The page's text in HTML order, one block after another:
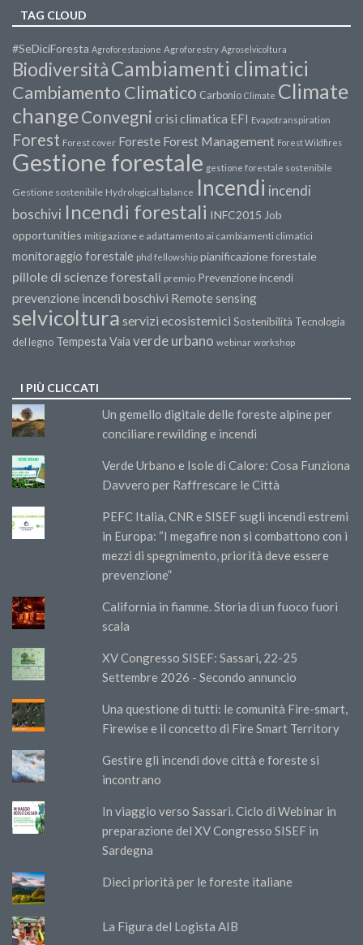
TAG CLOUD
#SeDiciForesta Agroforestazione Agroforestry Agroselvicoltura
BiodiversitàCambiamenti climatici
Cambiamento Climatico Carbonio Climate Climate
changeConvegni crisi climatica EFI Evapotranspiration
Forest Forest cover Foreste Forest Management Forest Wildfires
Gestione forestale gestione forestale sostenibile
Gestione sostenibile Hydrological balance Incendi incendi
boschivi Incendi forestali INFC2015 Job
opportunities mitigazione e adattamento ai cambiamenti climatici
monitoraggio forestale phd fellowship pianificazione forestale
pillole di scienze forestali premio Prevenzione incendi
prevenzione incendi boschivi Remote sensing
selvicoltura servizi ecosistemici Sostenibilità Tecnologia
del legno Tempesta Vaia verde urbano webinar workshop
I PIÙ CLICCATI
Un gemello digitale delle foreste alpine per
conciliare rewilding e incendi
Verde Urbano e Isole di Calore: Cosa Funziona
Davvero per Raffrescare le Città
PEFC Italia, CNR e SISEF sugli incendi estremi
in Europa: “I megafire non si combattono con i
mezzi di spegnimento, priorità deve essere
prevenzione”
California in fiamme. Storia di un fuoco fuori
scala
XV Congresso SISEF: Sassari, 22-25
Settembre 2026 - Secondo annuncio
Una questione di tutti: le comunità Fire-smart,
Firewise e il concetto di Fire Smart Territory
Gestire gli incendi dove città e foreste si
incontrano
In viaggio verso Sassari. Ciclo di Webinar in
preparazione del XV Congresso SISEF in
Sardegna
Dieci priorità per le foreste italiane
La Figura del Logista AIB